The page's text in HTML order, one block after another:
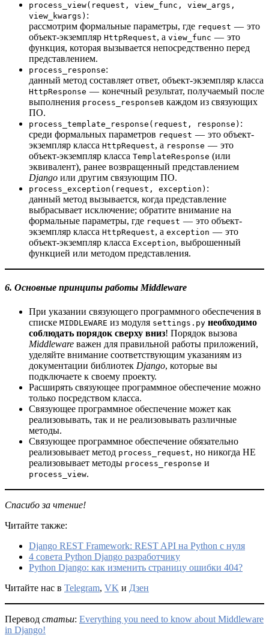
process_view(request, view_func, view_args,
view_kwargs) :
рассмотрим формальные параметры, где request — это
объект-экземпляр HttpRequest, а view_func — это
функция, которая вызывается непосредственно перед
представлением.
process_response:
данный метод составляет ответ, объект-экземпляр класса
HttpResponse — конечный результат, получаемый после
выполнения process_responseв каждом из связующих
ПО.
process_template_response(request, response) :
среди формальных параметров request — это объект-
экземпляр класса HttpRequest, а response — это
объект-экземпляр класса TemplateResponse (или
эквивалент), ранее возвращенный представлением
Django или другим связующим ПО.
process_exception(request, exception) :
данный метод вызывается, когда представление
выбрасывает исключение; обратите внимание на
формальные параметры, где request — это объект-
экземпляр класса HttpRequest, а exception — это
объект-экземпляр класса Exception, выброшенный
функцией или методом представления.
6. Основные принципы работы Middleware
При указании связующего программного обеспечения в
списке MIDDLEWARE из модуля settings.py необходимо
соблюдать порядок сверху вниз! Порядок вызова
Middleware важен для правильной работы приложений,
уделяйте внимание соответствующим указаниям из
документации библиотек Django, которые вы
подключаете к своему проекту.
Расширять связующее программное обеспечение можно
только посредством класса.
Связующее программное обеспечение может как
реализовывать, так и не реализовывать различные
методы.
Связующее программное обеспечение обязательно
реализовывает метод process_request, но никогда НЕ
реализовывает методы process_response и
process_view.
Спасибо за чтение!
Читайте также:
Django REST Framework: REST API на Python с нуля
4 совета Python Django разработчику
Python Django: как изменить страницу ошибки 404?
Читайте нас в Telegram, VK и Дзен
Перевод статьи: Everything you need to know about Middleware
in Django!